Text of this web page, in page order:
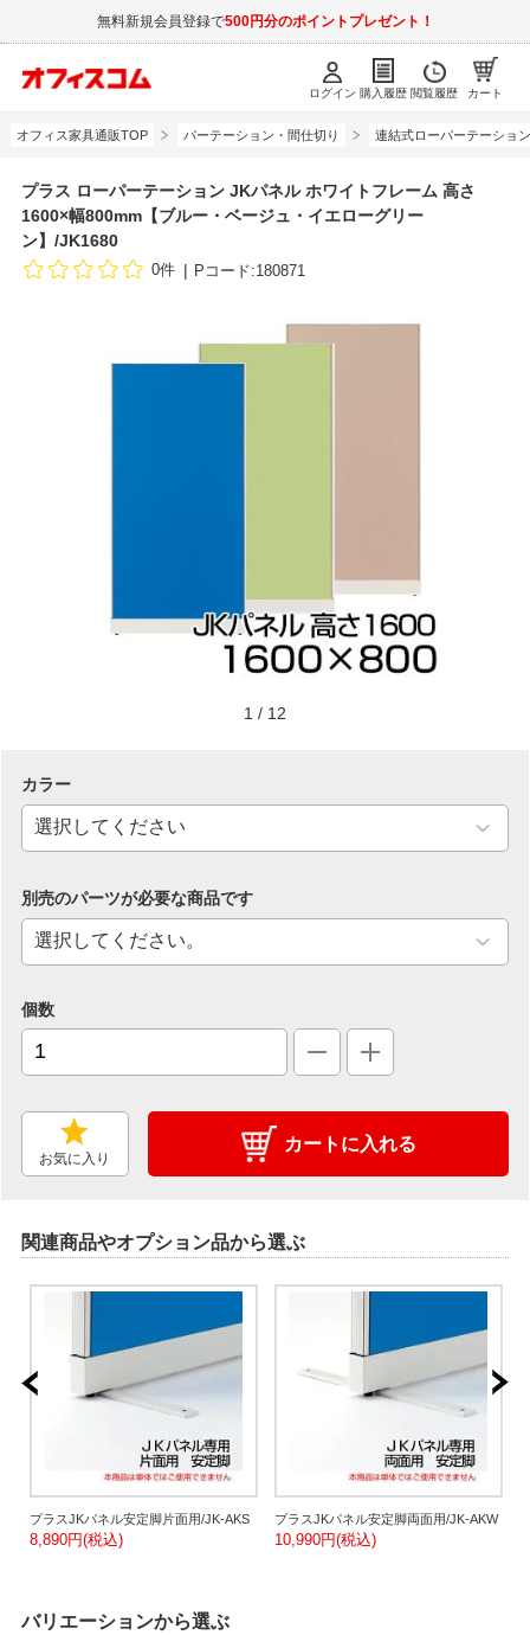
無料新規会員登録で500円分のポイントプレゼント！
ログイン 購入履歴 閲覧履歴 カート
オフィス家具通販TOP パーテーション・間仕切り 連結式ローパーテーション
プラス ローパーテーション JKパネル ホワイトフレーム 高さ
1600×幅800mm【ブルー・ベージュ・イエローグリー
ン】/JK1680
0件 Pコード:180871
1 / 12
カラー
別売のパーツが必要な商品です
個数
お気に入り
カートに入れる
関連商品やオプション品から選ぶ
プラスJKパネル安定脚片面用/JK-AKS
8,890円(税込)
プラスJKパネル安定脚両面用/JK-AKW
10,990円(税込)
バリエーションから選ぶ